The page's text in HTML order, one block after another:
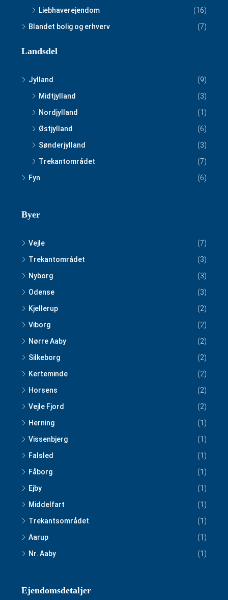
Liebhaverejendom
(16)
Blandet bolig og erhverv
(7)
Landsdel
Jylland
(9)
Midtjylland
(3)
Nordjylland
(1)
Østjylland
(6)
Sønderjylland
(3)
Trekantområdet
(7)
Fyn
(6)
Byer
Vejle
(7)
Trekantområdet
(3)
Nyborg
(3)
Odense
(3)
Kjellerup
(2)
Viborg
(2)
Nørre Aaby
(2)
Silkeborg
(2)
Kerteminde
(2)
Horsens
(2)
Vejle Fjord
(2)
Herning
(1)
Vissenbjerg
(1)
Falsled
(1)
Fåborg
(1)
Ejby
(1)
Middelfart
(1)
Trekantsområdet
(1)
Aarup
(1)
Nr. Aaby
(1)
Ejendomsdetaljer